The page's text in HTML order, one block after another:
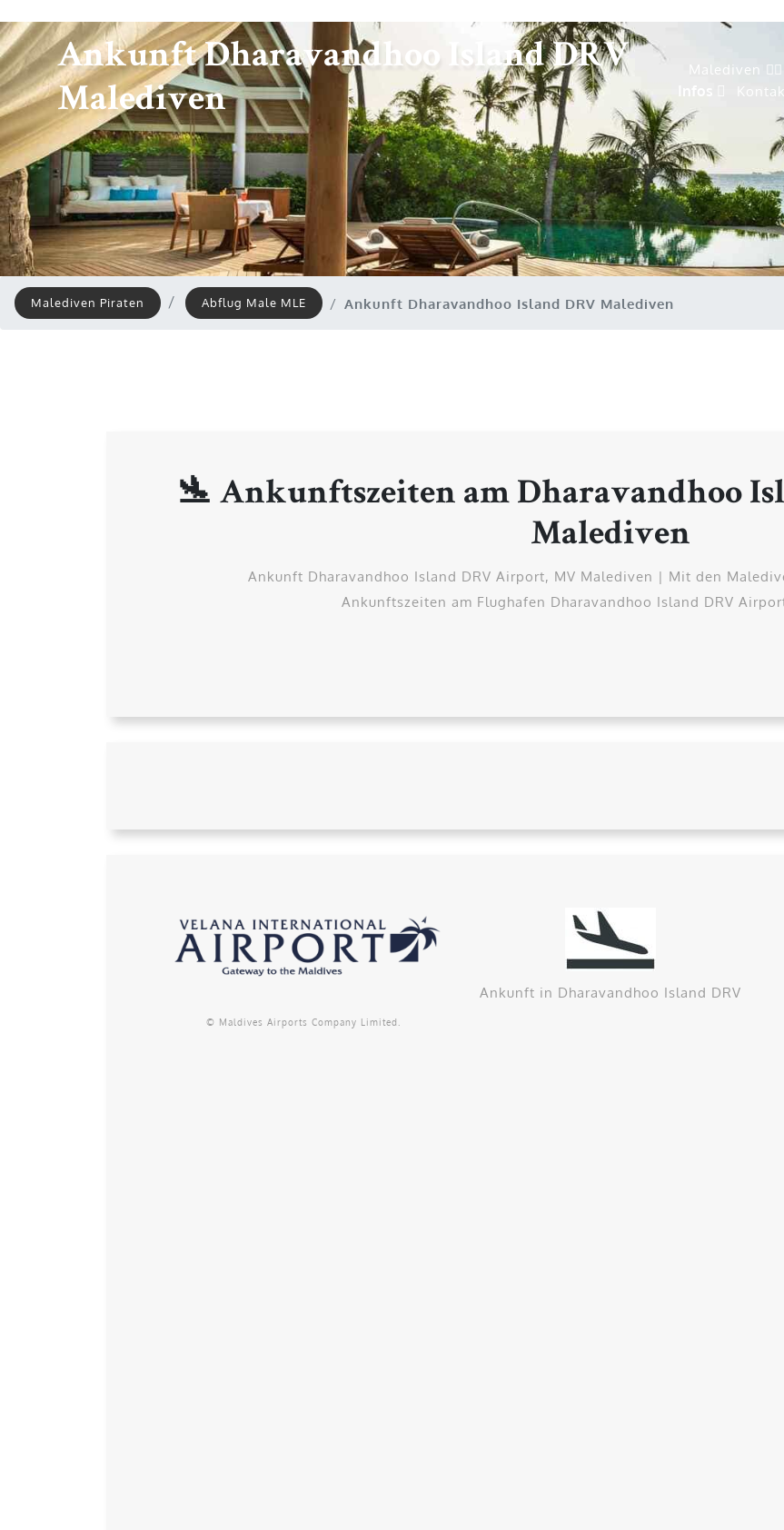
Ankunft Dharavandhoo Island DRV
Malediven
Malediven
Malediven Piraten Abflug Male MLE Ankunft Dharavandhoo Island DRV Malediven
🛬 Ankunftszeiten am Dharavandhoo
Malediven
Ankunft Dharavandhoo Island DRV Airport, MV Malediven | Mit den
Ankunftszeiten am Flughafen Dharavandhoo Island DRV
© Maldives Airports Company Limited.
Ankunft in Dharavandhoo Island DRV